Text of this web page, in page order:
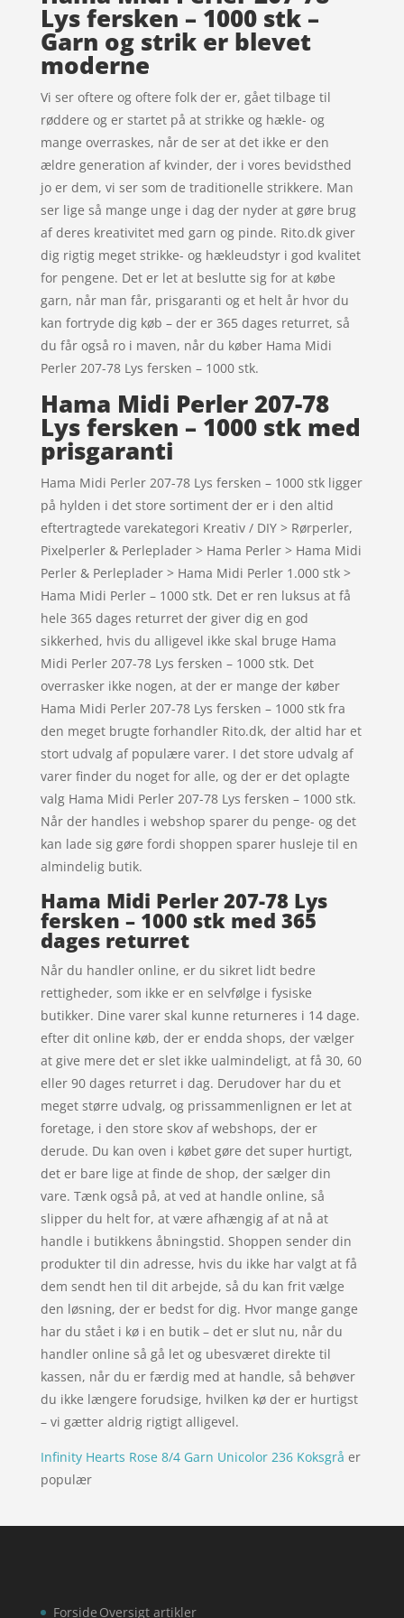
Lys fersken – 1000 stk –
Garn og strik er blevet
moderne
Vi ser oftere og oftere folk der er, gået tilbage til
røddere og er startet på at strikke og hækle- og
mange overraskes, når de ser at det ikke er den
ældre generation af kvinder, der i vores bevidsthed
jo er dem, vi ser som de traditionelle strikkere. Man
ser lige så mange unge i dag der nyder at gøre brug
af deres kreativitet med garn og pinde. Rito.dk giver
dig rigtig meget strikke- og hækleudstyr i god kvalitet
for pengene. Det er let at beslutte sig for at købe
garn, når man får, prisgaranti og et helt år hvor du
kan fortryde dig køb – der er 365 dages returret, så
du får også ro i maven, når du køber Hama Midi
Perler 207-78 Lys fersken – 1000 stk.
Hama Midi Perler 207-78
Lys fersken – 1000 stk med
prisgaranti
Hama Midi Perler 207-78 Lys fersken – 1000 stk ligger
på hylden i det store sortiment der er i den altid
eftertragtede varekategori Kreativ / DIY > Rørperler,
Pixelperler & Perleplader > Hama Perler > Hama Midi
Perler & Perleplader > Hama Midi Perler 1.000 stk >
Hama Midi Perler – 1000 stk. Det er ren luksus at få
hele 365 dages returret der giver dig en god
sikkerhed, hvis du alligevel ikke skal bruge Hama
Midi Perler 207-78 Lys fersken – 1000 stk. Det
overrasker ikke nogen, at der er mange der køber
Hama Midi Perler 207-78 Lys fersken – 1000 stk fra
den meget brugte forhandler Rito.dk, der altid har et
stort udvalg af populære varer. I det store udvalg af
varer finder du noget for alle, og der er det oplagte
valg Hama Midi Perler 207-78 Lys fersken – 1000 stk.
Når der handles i webshop sparer du penge- og det
kan lade sig gøre fordi shoppen sparer husleje til en
almindelig butik.
Hama Midi Perler 207-78 Lys
fersken – 1000 stk med 365
dages returret
Når du handler online, er du sikret lidt bedre
rettigheder, som ikke er en selvfølge i fysiske
butikker. Dine varer skal kunne returneres i 14 dage.
efter dit online køb, der er endda shops, der vælger
at give mere det er slet ikke ualmindeligt, at få 30, 60
eller 90 dages returret i dag. Derudover har du et
meget større udvalg, og prissammenlignen er let at
foretage, i den store skov af webshops, der er
derude. Du kan oven i købet gøre det super hurtigt,
det er bare lige at finde de shop, der sælger din
vare. Tænk også på, at ved at handle online, så
slipper du helt for, at være afhængig af at nå at
handle i butikkens åbningstid. Shoppen sender din
produkter til din adresse, hvis du ikke har valgt at få
dem sendt hen til dit arbejde, så du kan frit vælge
den løsning, der er bedst for dig. Hvor mange gange
har du stået i kø i en butik – det er slut nu, når du
handler online så gå let og ubesværet direkte til
kassen, når du er færdig med at handle, så behøver
du ikke længere forudsige, hvilken kø der er hurtigst
– vi gætter aldrig rigtigt alligevel.
Infinity Hearts Rose 8/4 Garn Unicolor 236 Koksgrå er
populær
Forside Oversigt artikler